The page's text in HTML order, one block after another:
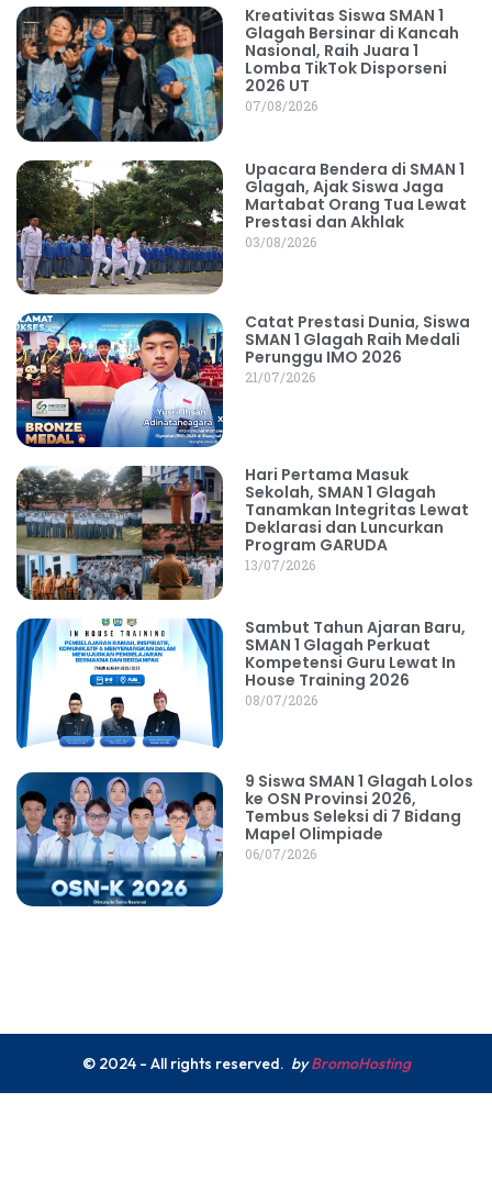
Kreativitas Siswa SMAN 1
Glagah Bersinar di Kancah
Nasional, Raih Juara 1
Lomba TikTok Disporseni
2026 UT
07/08/2026
Upacara Bendera di SMAN 1
Glagah, Ajak Siswa Jaga
Martabat Orang Tua Lewat
Prestasi dan Akhlak
03/08/2026
Catat Prestasi Dunia, Siswa
SMAN 1 Glagah Raih Medali
Perunggu IMO 2026
21/07/2026
Hari Pertama Masuk
Sekolah, SMAN 1 Glagah
Tanamkan Integritas Lewat
Deklarasi dan Luncurkan
Program GARUDA
13/07/2026
Sambut Tahun Ajaran Baru,
SMAN 1 Glagah Perkuat
Kompetensi Guru Lewat In
House Training 2026
08/07/2026
9 Siswa SMAN 1 Glagah Lolos
ke OSN Provinsi 2026,
Tembus Seleksi di 7 Bidang
Mapel Olimpiade
06/07/2026
© 2024 - All rights reserved. byBromoHosting